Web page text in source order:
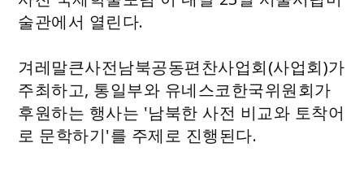
술관에서 열린다.
겨레말큰사전남북공동편찬사업회(사업회)가
주최하고, 통일부와 유네스코한국위원회가
후원하는 행사는 '남북한 사전 비교와 토착어
로 문학하기'를 주제로 진행된다.